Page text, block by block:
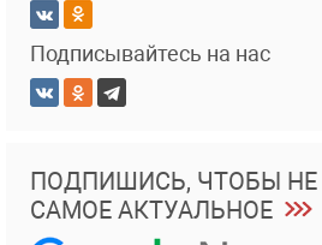
Подписывайтесь на нас
ПОДПИШИСЬ, ЧТОБЫ НЕ
САМОЕ АКТУАЛЬНОЕ